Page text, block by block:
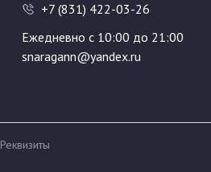
+7 (831) 422-03-26
Ежедневно с 10:00 до 21:00
snaragann@yandex.ru
Реквизиты